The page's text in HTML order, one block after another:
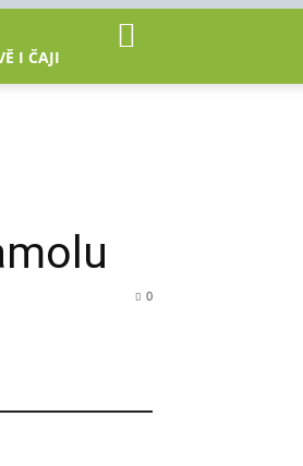
I ČAJI
0